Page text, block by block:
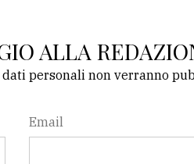
ALLA
personali non verranno
Email